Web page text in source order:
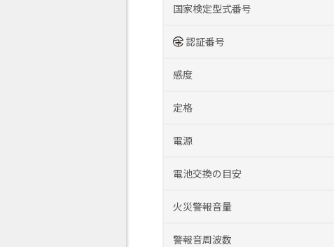
国家検定型式番号
認証番号
感度
定格
電源
電池交換の目安
火災警報音量
警報音周波数